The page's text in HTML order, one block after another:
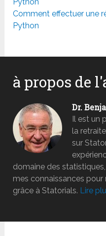
Comment effectuer une
Python
à propos de
Dr.
Il est un
la
sur
domaine des
mes connaissances
grâce à Statorials. Lire